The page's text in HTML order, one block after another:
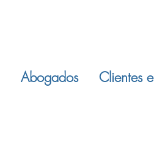
Abogados Clientes